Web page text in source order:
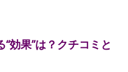
効果”は？クチコミと